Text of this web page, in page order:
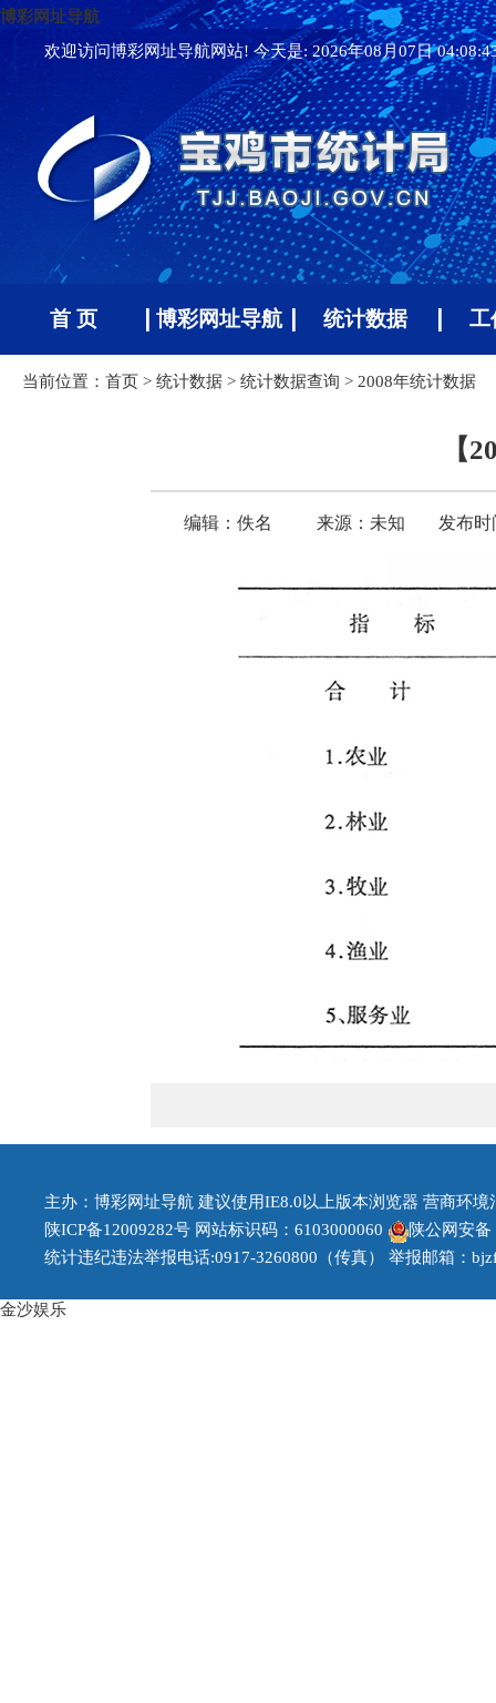
博彩网址导航
欢迎访问博彩网址导航网站! 今天是:2026年08月07日
首 页 博彩网址导航 统计数据 工
当前位置： 首页 > 统计数据 > 统计数据查询 > 2008年统计数据
【
编辑：佚名 来源：未知 发布时
主办：博彩网址导航 建议使用IE8.0以上版本浏览器 营商环境
陕ICP备12009282号 网站标识码：6103000060
陕公网安备
统计违纪违法举报电话:0917-3260800（传真） 举报邮箱：
金沙娱乐